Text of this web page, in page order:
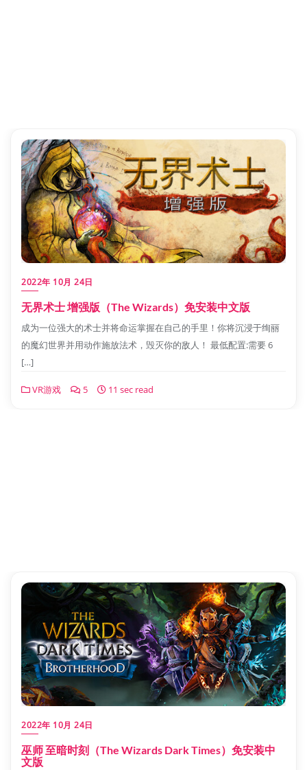
2022年 10月 24日
无界术士 增强版（The Wizards）免安装中文版
成为一位强大的术士并将命运掌握在自己的手里！你将沉浸于绚丽
的魔幻世界并用动作施放法术，毁灭你的敌人！ 最低配置:需要 6
[…]
VR游戏 5 11 sec read
2022年 10月 24日
巫师 至暗时刻（The Wizards Dark Times）免安装中
文版